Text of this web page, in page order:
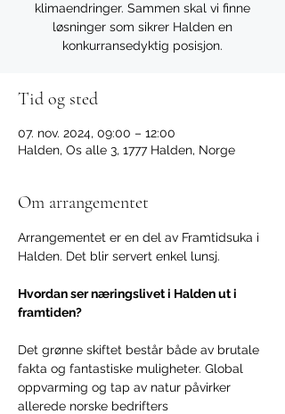
klimaendringer. Sammen skal vi finne
løsninger som sikrer Halden en
konkurransedyktig posisjon.
Tid og sted
07. nov. 2024, 09:00 – 12:00
Halden, Os alle 3, 1777 Halden, Norge
Om arrangementet
Arrangementet er en del av Framtidsuka i
Halden. Det blir servert enkel lunsj.
Hvordan ser næringslivet i Halden ut i
framtiden?
Det grønne skiftet består både av brutale
fakta og fantastiske muligheter. Global
oppvarming og tap av natur påvirker
allerede norske bedrifters